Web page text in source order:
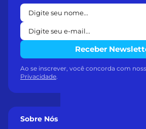
Sobre Nós
Receber
Ao se inscrever, você concorda com
Privacidade.